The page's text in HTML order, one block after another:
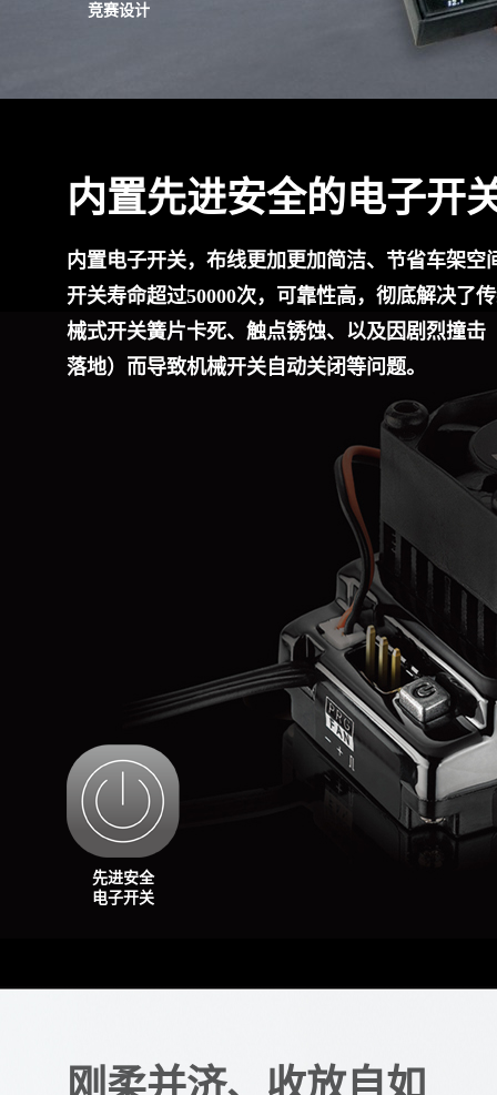
竞赛设计
内置先进安全的电子开
内置电子开关，布线更加更加简洁、节省车架空
开关寿命超过50000次，可靠性高，彻底解决了
械式开关簧片卡死、触点锈蚀、以及因剧烈撞击
落地）而导致机械开关自动关闭等问题。
先进安全
电子开关
刚柔并济、收放自如